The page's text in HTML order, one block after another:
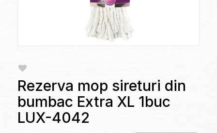
Rezerva mop sireturi din
bumbac Extra XL 1buc
LUX-4042